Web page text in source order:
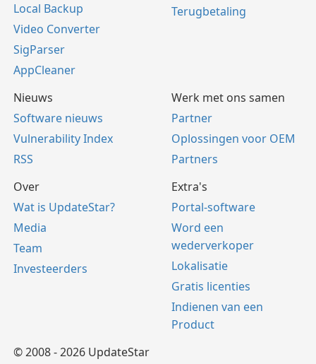
Local Backup
Video Converter
SigParser
AppCleaner
Terugbetaling
Nieuws
Software nieuws
Vulnerability Index
RSS
Werk met ons samen
Partner
Oplossingen voor OEM
Partners
Over
Wat is UpdateStar?
Media
Team
Investeerders
Extra's
Portal-software
Word een
wederverkoper
Lokalisatie
Gratis licenties
Indienen van een
Product
© 2008 - 2026 UpdateStar